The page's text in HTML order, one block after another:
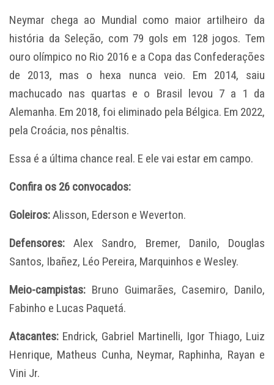
Neymar chega ao Mundial como maior artilheiro da
história da Seleção, com 79 gols em 128 jogos. Tem
ouro olímpico no Rio 2016 e a Copa das Confederações
de 2013, mas o hexa nunca veio. Em 2014, saiu
machucado nas quartas e o Brasil levou 7 a 1 da
Alemanha. Em 2018, foi eliminado pela Bélgica. Em 2022,
pela Croácia, nos pênaltis.
Essa é a última chance real. E ele vai estar em campo.
Confira os 26 convocados:
Goleiros:Alisson, Ederson e Weverton.
Defensores: Alex Sandro, Bremer, Danilo, Douglas
Santos, Ibañez, Léo Pereira, Marquinhos e Wesley.
Meio-campistas: Bruno Guimarães, Casemiro, Danilo,
Fabinho e Lucas Paquetá.
Atacantes: Endrick, Gabriel Martinelli, Igor Thiago, Luiz
Henrique, Matheus Cunha, Neymar, Raphinha, Rayan e
Vini Jr.